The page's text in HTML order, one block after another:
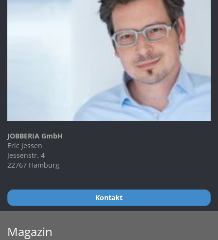
JOBBERIA GmbH
Eric Jessen
Jessenstr. 4
22767 Hamburg
Kontakt
Magazin